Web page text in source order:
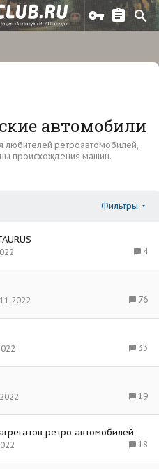
автомобили
ретроавтомобилей,
происхождения машин.
Фильтры
4
76
33
19
ретро автомобилей
18